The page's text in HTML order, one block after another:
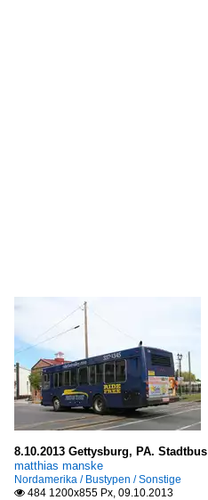
8.10.2013 Gettysburg, PA. Stadtbus
matthias manske
Nordamerika / Bustypen / Sonstige
 484 1200x855 Px, 09.10.2013